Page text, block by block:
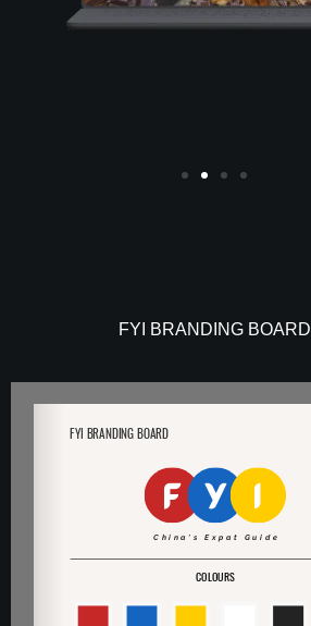
FYI BRANDING BOARD